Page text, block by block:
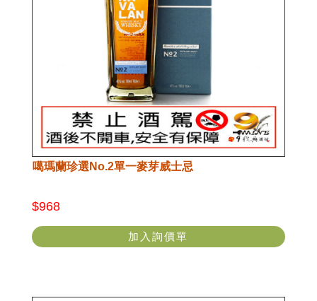
噶瑪蘭珍選No.2單一麥芽威士忌
$968
加入詢價單